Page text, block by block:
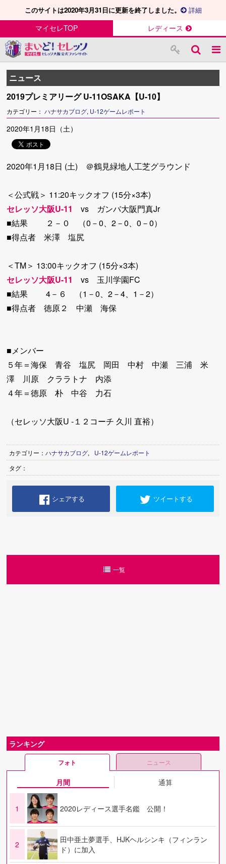
このサイトは2020年3月31日に更新を終了しました。 詳細
マイセレTOP レディース
ニュース
2019プレミアリーグ U-11OSAKA【U-10】
カテゴリー：ハナサカブログ, U-12ゲームレポート
2020年1月18日（土）
2020年1月18日 (土) ＠鶴見緑地人工芝グラウンド
＜公式戦＞ 11:20キックオフ (15分×3本)
セレッソ大阪U-11vs ガンバ大阪門真Jr
■結果 ２－０ （0－0、2－0、0－0）
■得点者 米澤 塩尻
＜TM＞ 13:00キックオフ (15分×3本)
セレッソ大阪U-11
vs 玉川学園FC
■結果 4－６ （1－0、2－4、1－2）
■得点者 徳原２ 中瀬 海保
■メンバー
５年＝海保 青谷 塩尻 岡田 中村 中瀬 三浦 米
澤 川原 クララトナ 内添
４年＝徳原 朴 中谷 力石
（セレッソ大阪U -１２コーチ 久川 直裕）
カテゴリー：ハナサカブログ,
U-12ゲームレポート
タグ：
シェアする ツイートする
一覧
ランキング
フォト ニュース
月間 通算
1 2020レディース選手名鑑 公開！
2
田中亜土夢選手、HJKヘルシンキ（フィンラン
ド）に加入